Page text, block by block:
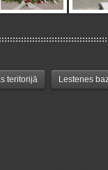
teritorijā Lestenes